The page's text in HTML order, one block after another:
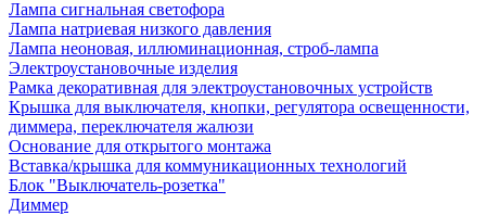
Лампа сигнальная светофора
Лампа натриевая низкого давления
Лампа неоновая, иллюминационная, строб-лампа
Электроустановочные изделия
Рамка декоративная для электроустановочных устройств
Крышка для выключателя, кнопки, регулятора освещенности,
диммера, переключателя жалюзи
Основание для открытого монтажа
Вставка/крышка для коммуникационных технологий
Блок "Выключатель-розетка"
Диммер